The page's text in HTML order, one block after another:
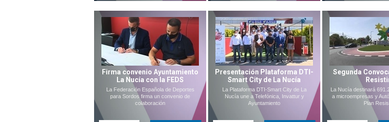
Firma convenio Ayuntamiento
La Nucía con la FEDS
La Federación Española de Deportes
para Sordos firma un convenio de
colaboración
Presentación Plataforma DTI-
Smart City de La Nucía
La Plataforma DTI-Smart City de La
Nucía une a Telefónica, Invattur y
Ayuntamiento
Segunda
La Nucía destinará
a microempresas y
Plan